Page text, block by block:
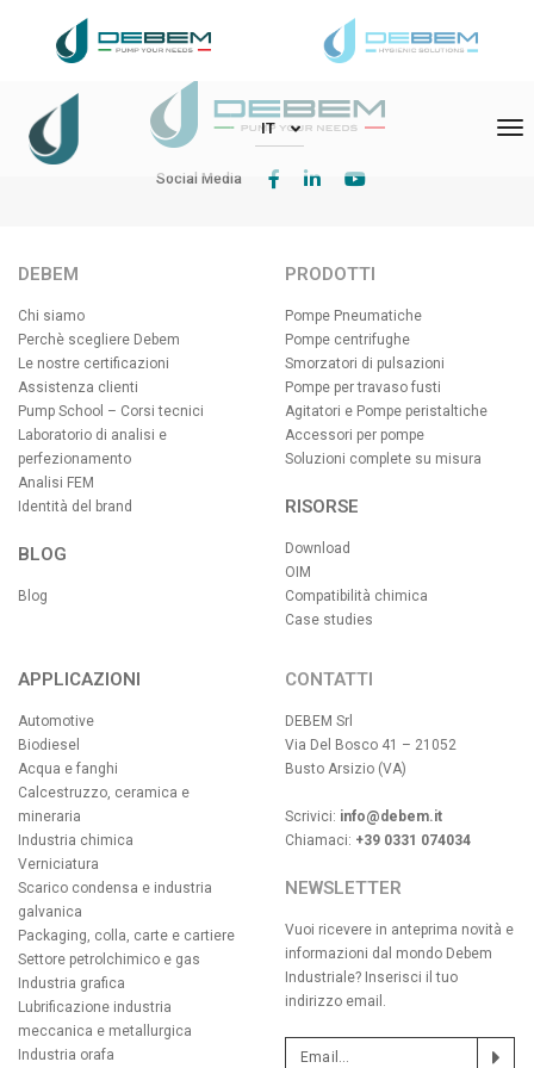
IT
DEBEM Srl – Via Del Bosco 41 – 21052 Busto Arsizio (VA)
Social Media
DEBEM
Chi siamo
Perchè scegliere Debem
Le nostre certificazioni
Assistenza clienti
Pump School – Corsi tecnici
Laboratorio di analisi e
perfezionamento
Analisi FEM
Identità del brand
BLOG
Blog
PRODOTTI
Pompe Pneumatiche
Pompe centrifughe
Smorzatori di pulsazioni
Pompe per travaso fusti
Agitatori e Pompe peristaltiche
Accessori per pompe
Soluzioni complete su misura
RISORSE
Download
OIM
Compatibilità chimica
Case studies
APPLICAZIONI
Automotive
Biodiesel
Acqua e fanghi
Calcestruzzo, ceramica e
mineraria
Industria chimica
Verniciatura
Scarico condensa e industria
galvanica
Packaging, colla, carte e cartiere
Settore petrolchimico e gas
Industria grafica
Lubrificazione industria
meccanica e metallurgica
Industria orafa
CONTATTI
DEBEM Srl
Via Del Bosco 41 – 21052
Busto Arsizio (VA)
Scrivici: info@debem.it
Chiamaci: +39 0331 074034
NEWSLETTER
Vuoi ricevere in anteprima novità e
informazioni dal mondo Debem
Industriale? Inserisci il tuo
indirizzo email.